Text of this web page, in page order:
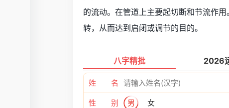
的流动。在管道上主要起切断和节流作
转，从而达到启闭或调节的目的。
八字精批 2026
姓 名
性 别 男 女